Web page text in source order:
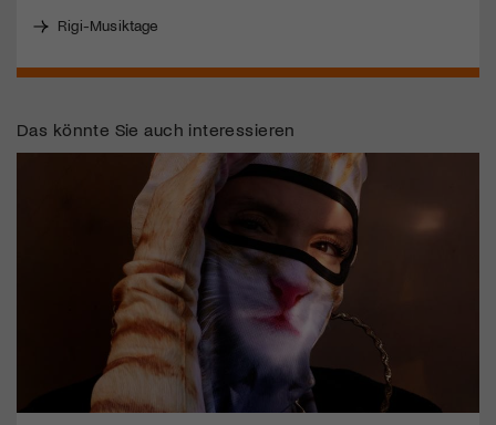
Rigi-Musiktage
Das könnte Sie auch interessieren